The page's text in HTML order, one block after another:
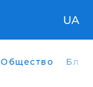
UA
Общество